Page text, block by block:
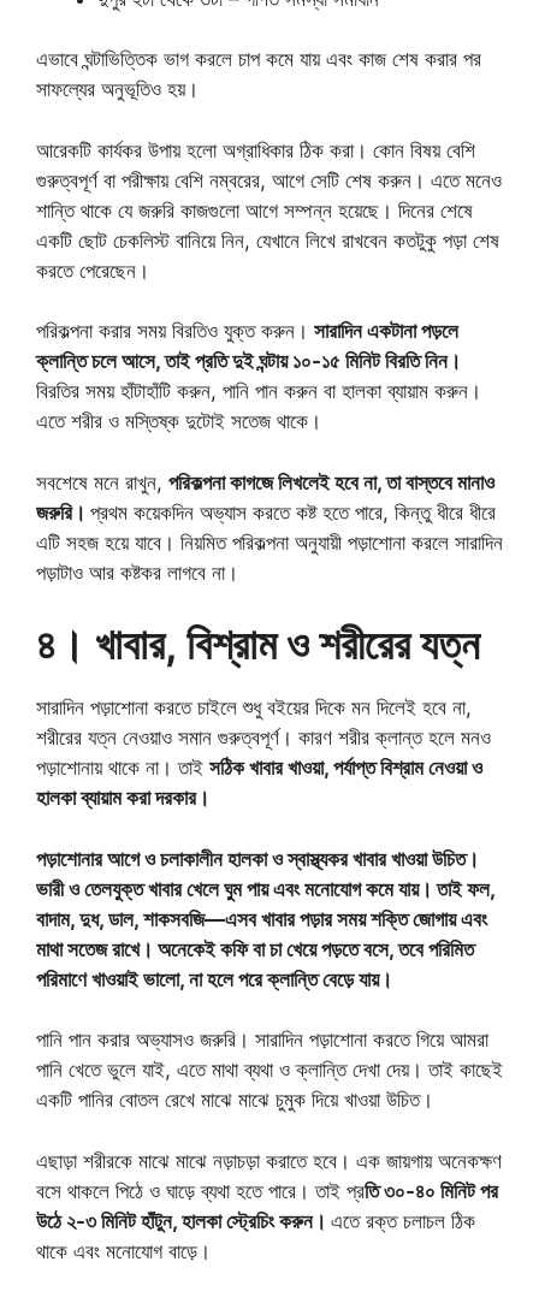
এভাবে ঘন্টাভিত্তিক ভাগ করলে চাপ কমে যায় এবং কাজ শেষ করার পর
সাফল্যের অনুভূতিও হয়।
আরেকটি কার্যকর উপায় হলো অগ্রাধিকার ঠিক করা। কোন বিষয় বেশি
গুরুত্বপূর্ণ বা পরীক্ষায় বেশি নম্বরের, আগে সেটি শেষ করুন। এতে মনেও
শান্তি থাকে যে জরুরি কাজগুলো আগে সম্পন্ন হয়েছে। দিনের শেষে
একটি ছোট চেকলিস্ট বানিয়ে নিন, যেখানে লিখে রাখবেন কতটুকু পড়া শেষ
করতে পেরেছেন।
পরিকল্পনা করার সময় বিরতিও যুক্ত করুন। সারাদিন একটানা পড়লে
ক্লান্তি চলে আসে, তাই প্রতি দুই ঘন্টায় ১০-১৫ মিনিট বিরতি নিন।
বিরতির সময় হাঁটাহাঁটি করুন, পানি পান করুন বা হালকা ব্যায়াম করুন।
এতে শরীর ও মস্তিষ্ক দুটোই সতেজ থাকে।
সবশেষে মনে রাখুন, পরিকল্পনা কাগজে লিখলেই হবে না, তা বাস্তবে মানাও
জরুরি। প্রথম কয়েকদিন অভ্যাস করতে কষ্ট হতে পারে, কিন্তু ধীরে ধীরে
এটি সহজ হয়ে যাবে। নিয়মিত পরিকল্পনা অনুযায়ী পড়াশোনা করলে সারাদিন
পড়াটাও আর কষ্টকর লাগবে না।
৪। খাবার, বিশ্রাম ও শরীরের যত্ন
সারাদিন পড়াশোনা করতে চাইলে শুধু বইয়ের দিকে মন দিলেই হবে না,
শরীরের যত্ন নেওয়াও সমান গুরুত্বপূর্ণ। কারণ শরীর ক্লান্ত হলে মনও
পড়াশোনায় থাকে না। তাই সঠিক খাবার খাওয়া, পর্যাপ্ত বিশ্রাম নেওয়া ও
হালকা ব্যায়াম করা দরকার।
পড়াশোনার আগে ও চলাকালীন হালকা ও স্বাস্থ্যকর খাবার খাওয়া উচিত।
ভারী ও তেলযুক্ত খাবার খেলে ঘুম পায় এবং মনোযোগ কমে যায়। তাই ফল,
বাদাম, দুধ, ডাল, শাকসবজি—এসব খাবার পড়ার সময় শক্তি জোগায় এবং
মাথা সতেজ রাখে। অনেকেই কফি বা চা খেয়ে পড়তে বসে, তবে পরিমিত
পরিমাণে খাওয়াই ভালো, না হলে পরে ক্লান্তি বেড়ে যায়।
পানি পান করার অভ্যাসও জরুরি। সারাদিন পড়াশোনা করতে গিয়ে আমরা
পানি খেতে ভুলে যাই, এতে মাথা ব্যথা ও ক্লান্তি দেখা দেয়। তাই কাছেই
একটি পানির বোতল রেখে মাঝে মাঝে চুমুক দিয়ে খাওয়া উচিত।
এছাড়া শরীরকে মাঝে মাঝে নড়াচড়া করাতে হবে। এক জায়গায় অনেকক্ষণ
বসে থাকলে পিঠে ও ঘাড়ে ব্যথা হতে পারে। তাই প্রতি ৩০-৪০ মিনিট পর
উঠে ২-৩ মিনিট হাঁটুন, হালকা স্ট্রেচিং করুন। এতে রক্ত চলাচল ঠিক
থাকে এবং মনোযোগ বাড়ে।